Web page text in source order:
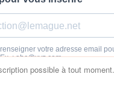
possible à tout moment.